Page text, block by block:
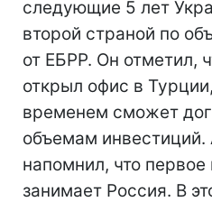
следующие 5 лет
второй страной по
от ЕБРР. Он отметил,
открыл офис в
временем сможет
объемам инвестиций.
напомнил, что
занимает Россия. В